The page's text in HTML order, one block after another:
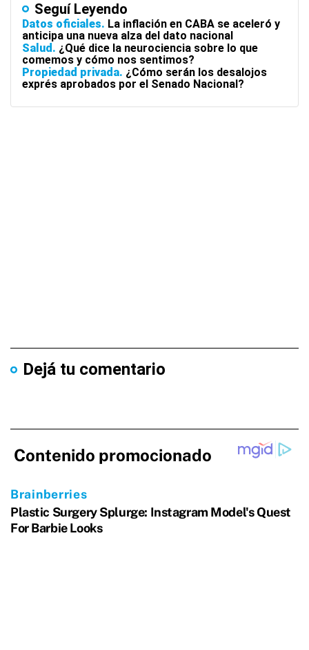
Seguí Leyendo
Datos oficiales
La inflación en CABA se aceleró y
anticipa una nueva alza del dato nacional
Salud
¿Qué dice la neurociencia sobre lo que
comemos y cómo nos sentimos?
Propiedad privada ¿Cómo serán los desalojos
exprés aprobados por el Senado Nacional?
Dejá tu comentario